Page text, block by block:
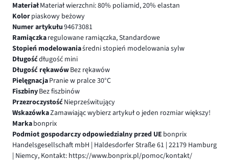
MateriałMateriał wierzchni: 80% poliamid, 20% elastan
Kolorpiaskowy beżowy
Numer artykułu94673081
Ramiączkaregulowane ramiączka, Standardowe
Stopień modelowaniaśredni stopień modelowania sylw
Długośćdługość mini
Długość rękawówBez rękawów
PielęgnacjaPranie w pralce 30°C
FiszbinyBez fiszbinów
PrzezroczystośćNieprześwitujący
WskazówkaZamawiając wybierz artykuł o jeden rozmiar większy!
Markabonprix
Podmiot gospodarczy odpowiedzialny przed UE bonprix
Handelsgesellschaft mbH | Haldesdorfer Straße 61 | 22179 Hamburg
| Niemcy, Kontakt: https://www.bonprix.pl/pomoc/kontakt/